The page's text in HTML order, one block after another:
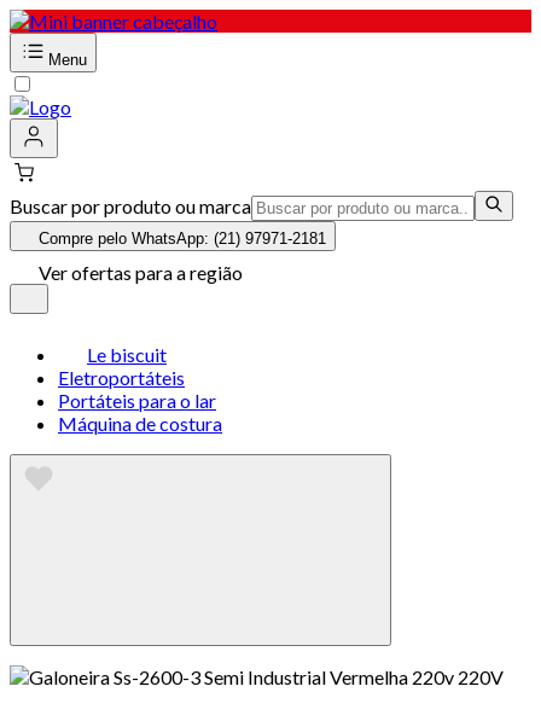
Menu
Buscar por produto ou marca
Compre pelo WhatsApp: (21) 97971-2181
Ver ofertas para a região
Le biscuit
Eletroportáteis
Portáteis para o lar
Máquina de costura